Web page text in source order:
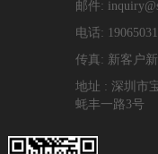
邮件:
电话:
传真: 新客户
地址 : 深圳市
蚝丰一路3号